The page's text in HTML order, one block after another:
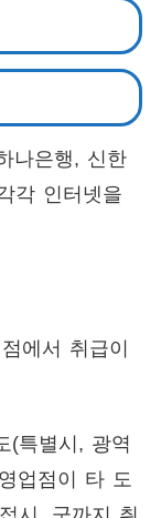
나은행, 신한
각 인터넷을
에서 취급이
(특별시, 광역
업점이 타 도